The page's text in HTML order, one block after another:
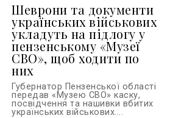
Шеврони та документи
українських військових
укладуть на підлогу у
пензенському «Музеї
СВО», щоб ходити по
них
Губернатор Пензенської області
передав «Музею СВО» каску,
посвідчення та нашивки вбитих
українських військових....